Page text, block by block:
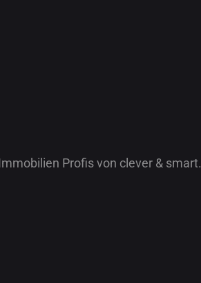
Profis von clever & smart.